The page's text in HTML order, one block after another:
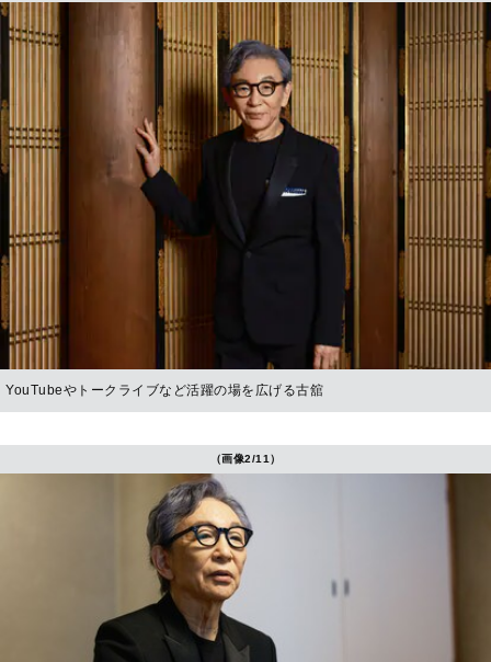
YouTubeやトークライブなど活躍の場を広げる古舘
（画像2/11）